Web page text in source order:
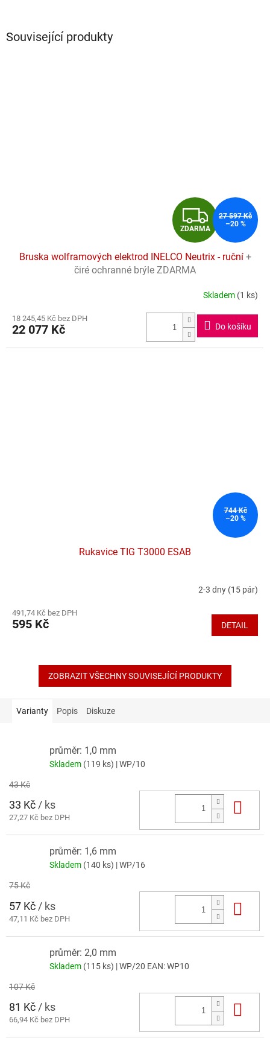
Související produkty
Z
D
A
R
M
A
ZDARMA
27 597 Kč
–20 %
Bruska wolframových elektrod INELCO Neutrix - ruční +
čiré ochranné brýle ZDARMA
produktu
je
Skladem (1 ks)
18 245,45 Kč bez DPH
22 077 Kč Do košíku
744 Kč
–20 %
Rukavice TIG T3000 ESAB
produktu
je
hvězdiček.
2-3 dny (15 pár)
491,74 Kč bez DPH
595 Kč DETAIL
ZOBRAZIT VŠECHNY SOUVISEJÍCÍ PRODUKTY
Varianty Popis Diskuze
průměr: 1,0 mm
Skladem (119 ks) | WP/10
43 Kč
33 Kč / ks
27,27 Kč bez DPH
průměr: 1,6 mm
Skladem (140 ks) | WP/16
75 Kč
57 Kč / ks
47,11 Kč bez DPH
průměr: 2,0 mm
Skladem (115 ks) | WP/20 EAN:WP10
107 Kč
81 Kč / ks
66,94 Kč bez DPH